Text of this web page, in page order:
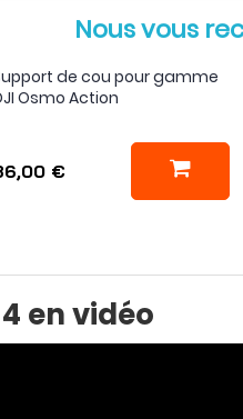
Nous vous
de cou pour gamme
Osmo Action
€
en vidéo